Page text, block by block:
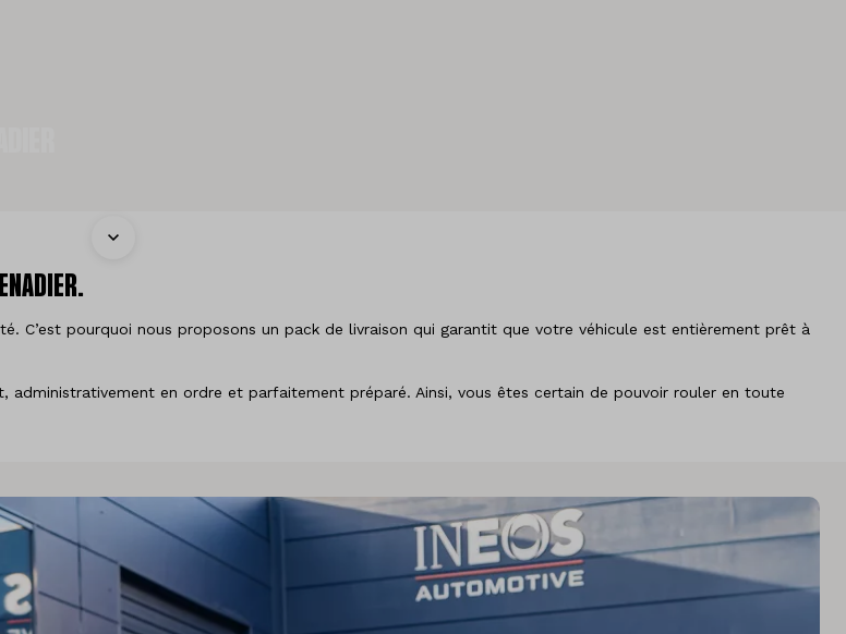
C’est pourquoi nous proposons un pack de livraison qui garantit que votre véhicule est entièrement prêt à
en ordre et parfaitement préparé. Ainsi, vous êtes certain de pouvoir rouler en toute